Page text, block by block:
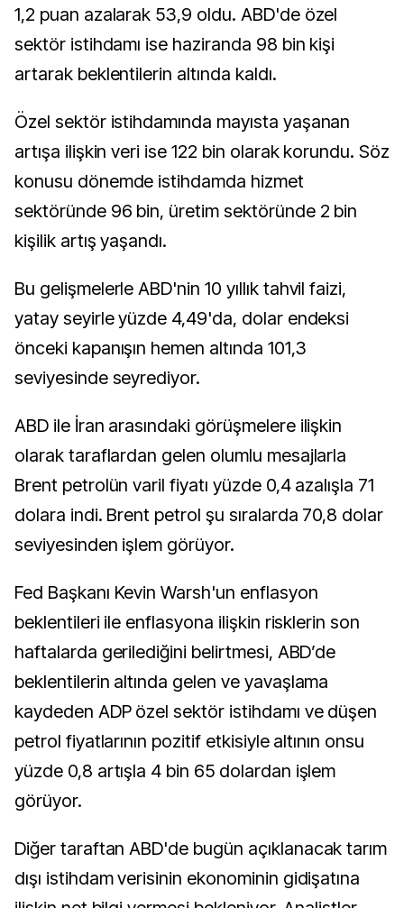
1,2 puan azalarak 53,9 oldu. ABD'de özel
sektör istihdamı ise haziranda 98 bin kişi
artarak beklentilerin altında kaldı.
Özel sektör istihdamında mayısta yaşanan
artışa ilişkin veri ise 122 bin olarak korundu. Söz
konusu dönemde istihdamda hizmet
sektöründe 96 bin, üretim sektöründe 2 bin
kişilik artış yaşandı.
Bu gelişmelerle ABD'nin 10 yıllık tahvil faizi,
yatay seyirle yüzde 4,49'da, dolar endeksi
önceki kapanışın hemen altında 101,3
seviyesinde seyrediyor.
ABD ile İran arasındaki görüşmelere ilişkin
olarak taraflardan gelen olumlu mesajlarla
Brent petrolün varil fiyatı yüzde 0,4 azalışla 71
dolara indi. Brent petrol şu sıralarda 70,8 dolar
seviyesinden işlem görüyor.
Fed Başkanı Kevin Warsh'un enflasyon
beklentileri ile enflasyona ilişkin risklerin son
haftalarda gerilediğini belirtmesi, ABD’de
beklentilerin altında gelen ve yavaşlama
kaydeden ADP özel sektör istihdamı ve düşen
petrol fiyatlarının pozitif etkisiyle altının onsu
yüzde 0,8 artışla 4 bin 65 dolardan işlem
görüyor.
Diğer taraftan ABD'de bugün açıklanacak tarım
dışı istihdam verisinin ekonominin gidişatına